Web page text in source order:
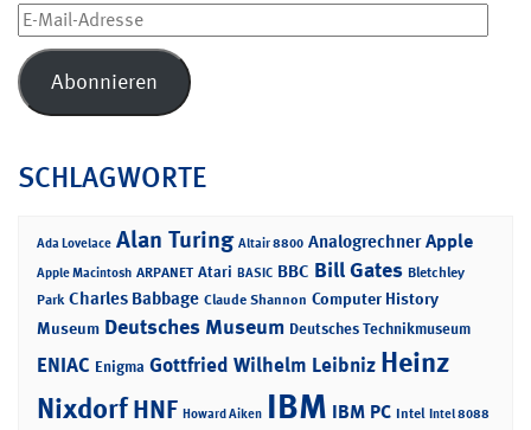
E-
Mail-
Adresse
Abonnieren
SCHLAGWORTE
Ada Lovelace Alan Turing Altair 8800 Analogrechner Apple
Apple Macintosh ARPANET Atari BASIC BBC Bill Gates Bletchley
Park Charles Babbage Claude Shannon Computer History
Museum Deutsches Museum Deutsches Technikmuseum
ENIAC Enigma Gottfried Wilhelm Leibniz Heinz
NixdorfHNF Howard Aiken IBM IBM PC Intel Intel 8088